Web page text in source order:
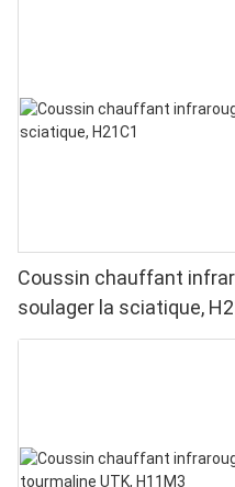
Coussin chauffant
soulager la sciatique,